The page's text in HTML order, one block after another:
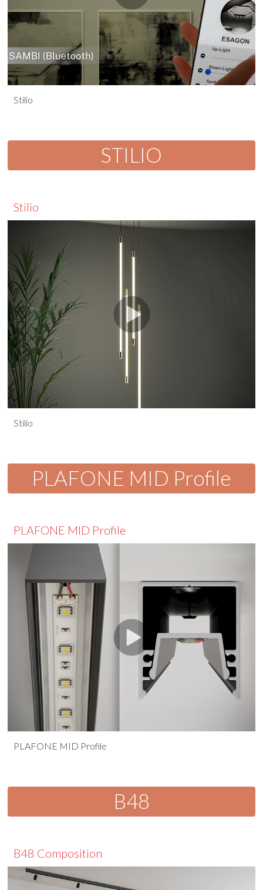
Stilio
STILIO
Stilio
Stilio
PLAFONE MID Profile
PLAFONE MID Profile
PLAFONE MID Profile
B48
B48 Composition